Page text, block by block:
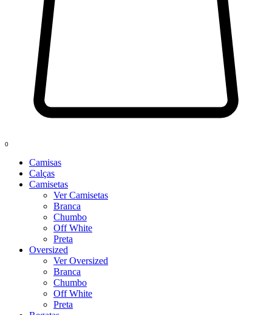
0
Camisas
Calças
Camisetas
Ver Camisetas
Branca
Chumbo
Off White
Preta
Oversized
Ver Oversized
Branca
Chumbo
Off White
Preta